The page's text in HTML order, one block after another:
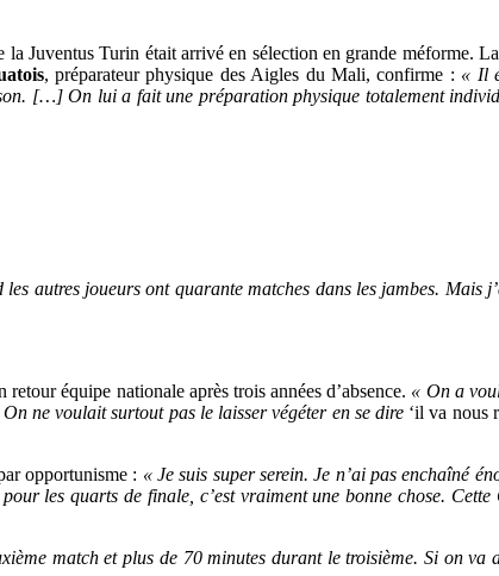
Juventus Turin était arrivé en sélection en grande méforme.
, préparateur physique des Aigles du Mali, confirme : « Il
[…] On lui a fait une préparation physique totalement
autres joueurs ont quarante matches dans les jambes. Mais
équipe nationale après trois années d’absence. « On a
ne voulait surtout pas le laisser végéter en se dire ‘il va nous
opportunisme : « Je suis super serein. Je n’ai pas enchaîné
les quarts de finale, c’est vraiment une bonne chose.
match et plus de 70 minutes durant le troisième. Si on va